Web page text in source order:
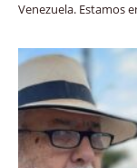
Venezuela. Estamos